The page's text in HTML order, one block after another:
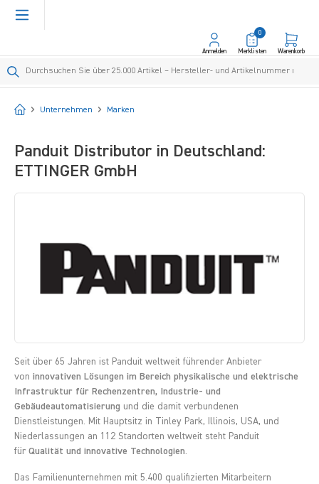
springen
Anmelden Merklisten
0
Warenkorb
Startseite
Unternehmen Marken
Panduit Distributor in Deutschland:
ETTINGER GmbH
Seit über 65 Jahren ist Panduit weltweit führender Anbieter
von innovativen Lösungen im Bereich physikalische und elektrische
Infrastruktur für Rechenzentren, Industrie- und
Gebäudeautomatisierung und die damit verbundenen
Dienstleistungen. Mit Hauptsitz in Tinley Park, Illinois, USA, und
Niederlassungen an 112 Standorten weltweit steht Panduit
für Qualität und innovative Technologien.
Das Familienunternehmen mit 5.400 qualifizierten Mitarbeitern